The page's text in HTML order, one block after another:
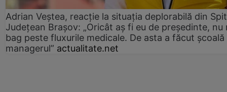
Adrian Veștea, reacție la situația deplorabilă din
Județean Brașov: „Oricât aș fi eu de președinte, nu
bag peste fluxurile medicale. De asta a făcut școală
managerul” actualitate.net